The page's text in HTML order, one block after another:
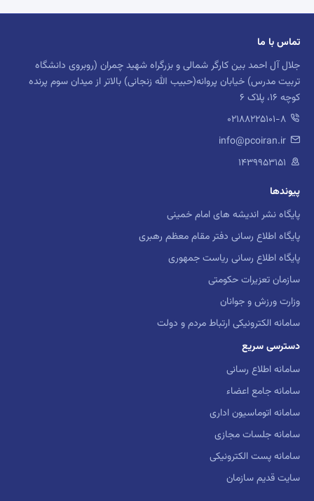
تماس با ما
جلال آل احمد بین کارگر شمالی و بزرگراه شهید چمران (روبروی دانشگاه
تربیت مدرس) خیابان پروانه(حبیب الله زنجانی) بالاتر از میدان سوم پرنده
کوچه 16، پلاک 6
02188225101-8
info@pcoiran.ir
۱۴۳۹۹۵۳۱۵۱
پیوندها
پایگاه نشر اندیشه های امام خمینی
پایگاه اطلاع رسانی دفتر مقام معظم رهبری
پایگاه اطلاع رسانی ریاست جمهوری
سازمان تعزیرات حکومتی
وزارت ورزش و جوانان
سامانه الکترونیکی ارتباط مردم و دولت
دسترسی سریع
سامانه اطلاع رسانی
سامانه جامع اعضاء
سامانه اتوماسیون اداری
سامانه جلسات مجازی
سامانه پست الکترونیکی
سایت قدیم سازمان